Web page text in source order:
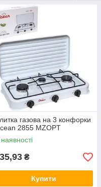
газова на 3 конфорки
2855 MZOPT
₴
Купити